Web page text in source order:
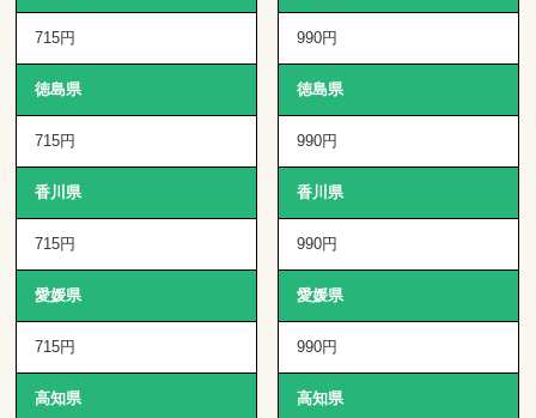
715円
徳島県
715円
香川県
715円
愛媛県
715円
高知県
990円
徳島県
990円
香川県
990円
愛媛県
990円
高知県